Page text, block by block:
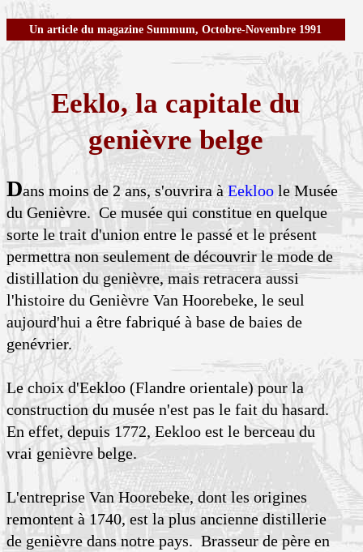
Un article du magazine Summum, Octobre-Novembre 1991
Eeklo, la capitale du
genièvre belge
Dans moins de 2 ans, s'ouvrira àEekloo le Musée
du Genièvre. Ce musée qui constitue en quelque
sorte le trait d'union entre le passé et le présent
permettra non seulement de découvrir le mode de
distillation du genièvre, mais retracera aussi
l'histoire du Genièvre Van Hoorebeke, le seul
aujourd'hui a être fabriqué à base de baies de
genévrier.
Le choix d'Eekloo (Flandre orientale) pour la
construction du musée n'est pas le fait du hasard.
En effet, depuis 1772, Eekloo est le berceau du
vrai genièvre belge.
L'entreprise Van Hoorebeke, dont les origines
remontent à 1740, est la plus ancienne distillerie
de genièvre dans notre pays. Brasseur de père en